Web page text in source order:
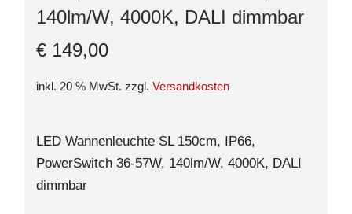
140lm/W, 4000K, DALI dimmbar
€ 149,00
inkl. 20 % MwSt. zzgl. Versandkosten
LED Wannenleuchte SL 150cm, IP66,
PowerSwitch 36-57W, 140lm/W, 4000K, DALI
dimmbar